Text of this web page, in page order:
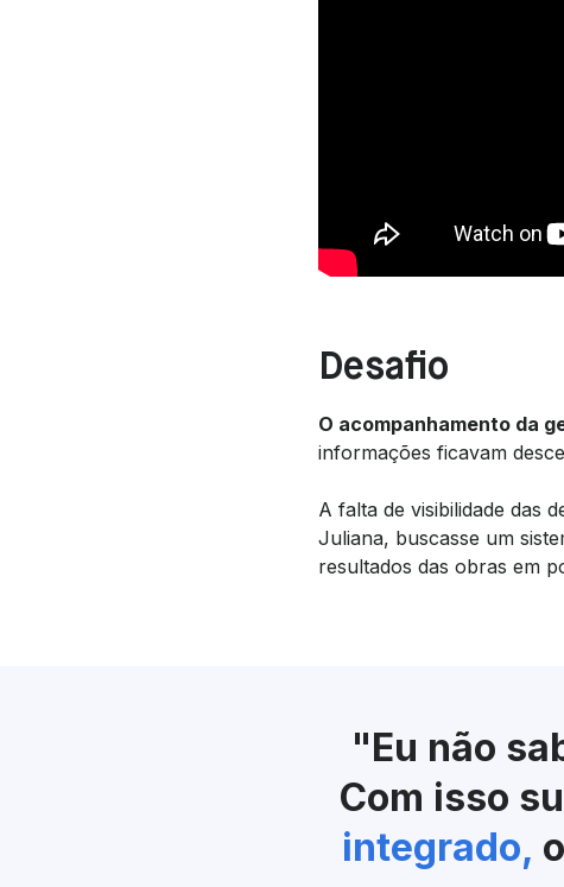
Desafio
O acompanhamento da
informações ficavam
A falta de visibilidade das
Juliana, buscasse um
resultados das obras em
"Eu não
Com isso
integrado,